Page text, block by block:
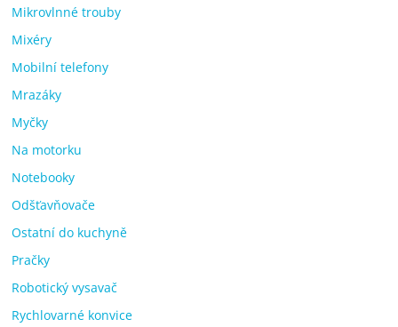
Mikrovlnné trouby
Mixéry
Mobilní telefony
Mrazáky
Myčky
Na motorku
Notebooky
Odšťavňovače
Ostatní do kuchyně
Pračky
Robotický vysavač
Rychlovarné konvice